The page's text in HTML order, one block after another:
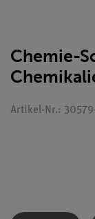
Chemie-
Artikel-Nr.: